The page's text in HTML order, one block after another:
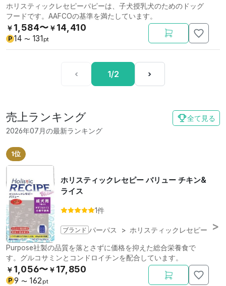
ホリスティックレセピーパピーは、子犬授乳犬のためのドッグ
フードです。AAFCOの基準を満たしています。
￥ 1,584〜 ￥ 14,410
P 14 〜 131 pt
‹ 1/2 ›
売上ランキング
2026年07月の最新ランキング
全て見る
1位
ホリスティックレセピー バリュー チキン&
ライス
1件
ブランド パーパス > ホリスティックレセピー
Purpose社製の品質を落とさずに価格を抑えた総合栄養食で
す。グルコサミンとコンドロイチンを配合しています。
￥ 1,056〜 ￥ 17,850
P 9 〜 162 pt